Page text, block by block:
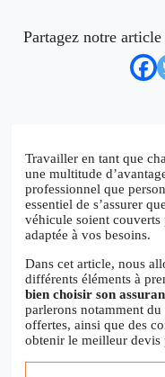
Partagez notre article
Travailler en tant que
une multitude
professionnel que
essentiel de s’assurer
véhicule soient couverts
adaptée à vos besoins.
Dans cet article, nous
différents éléments à
bien choisir son
parlerons notamment
offertes, ainsi que des
obtenir le meilleur devis